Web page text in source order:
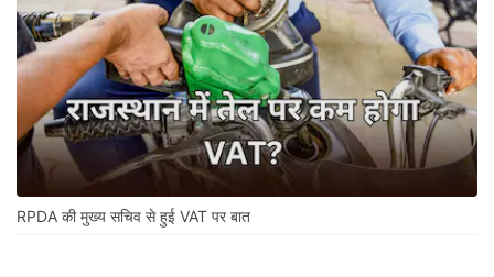
RPDA की मुख्य सचिव से हुई VAT पर बात